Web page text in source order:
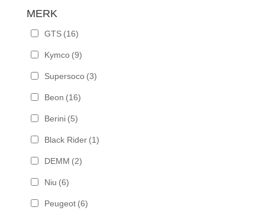
MERK
GTS (16)
Kymco (9)
Supersoco (3)
Beon (16)
Berini (5)
Black Rider (1)
DEMM (2)
Niu (6)
Peugeot (6)